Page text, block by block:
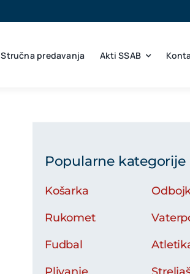
Stručna predavanja Akti SSAB
Popularne kategorije
Košarka
Rukomet
Fudbal